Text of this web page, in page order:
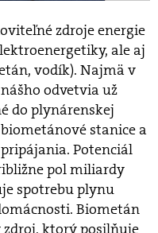
zdroje energie
ale aj
vodík). Najmä v
odvetvia už
do plynárenskej
stanice a
Potenciál
pol miliardy
spotrebu plynu
Biometán